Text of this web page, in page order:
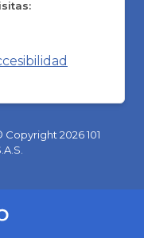
Copyright2026101